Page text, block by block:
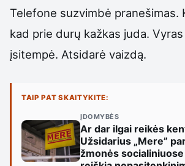
Telefone suzvimbė pranešimas.
kad prie durų kažkas juda.
įsitempė. Atsidarė vaizdą.
TAIP PAT SKAITYKITE:
ĮDOMYBĖS
Ar dar ilgai reikės
Užsidarius „Mere”
žmonės